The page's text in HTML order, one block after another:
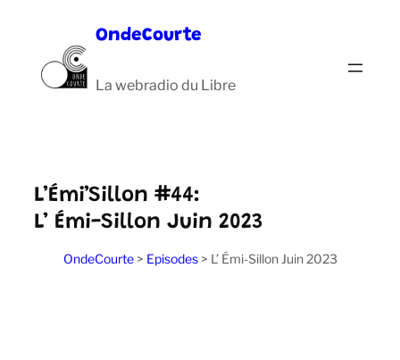
contenu
OndeCourte
La webradio du Libre
L’Émi’Sillon #44:
L’ Émi-Sillon Juin 2023
OndeCourte> Episodes> L’ Émi-Sillon Juin 2023